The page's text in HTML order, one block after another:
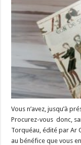
Vous n’avez, jusqu’à
Procurez-vous donc,
Torquéau, édité par Ar
au bénéfice que vous